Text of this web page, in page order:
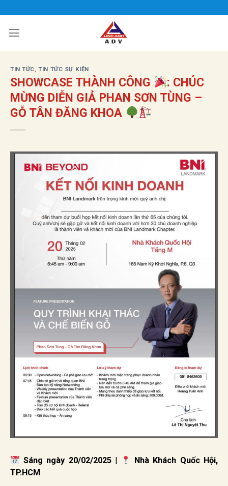
qua
nội
TIN TỨC,TIN TỨC SỰ KIỆN
SHOWCASE THÀNH CÔNG
: CHÚC
MỪNG DIỄN GIẢ PHAN SƠN TÙNG –
GỖ TÂN ĐĂNG KHOA
Sáng ngày 20/02/2025|
Nhà Khách Quốc Hội,
TP.HCM